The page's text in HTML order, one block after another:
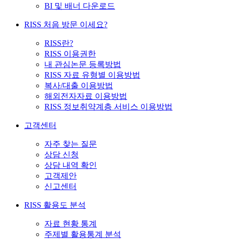
BI 및 배너 다운로드
RISS 처음 방문 이세요?
RISS란?
RISS 이용권한
내 관심논문 등록방법
RISS 자료 유형별 이용방법
복사/대출 이용방법
해외전자자료 이용방법
RISS 정보취약계층 서비스 이용방법
고객센터
자주 찾는 질문
상담 신청
상담 내역 확인
고객제안
신고센터
RISS 활용도 분석
자료 현황 통계
주제별 활용통계 분석